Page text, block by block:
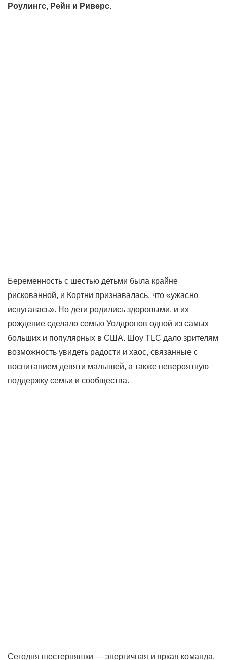
Роулингс, Рейн и Риверс.
Беременность с шестью детьми была крайне
рискованной, и Кортни признавалась, что «ужасно
испугалась». Но дети родились здоровыми, и их
рождение сделало семью Уолдропов одной из самых
больших и популярных в США. Шоу TLC дало зрителям
возможность увидеть радости и хаос, связанные с
воспитанием девяти малышей, а также невероятную
поддержку семьи и сообщества.
Сегодня шестерняшки — энергичная и яркая команда,